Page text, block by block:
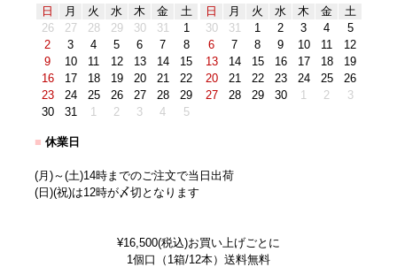
日
月 火 水 木 金
土
26
27 28 29 30 31
1
2
3 4 5 6 7
8
9
10 11 12 13 14
15
16
17 18 19 20 21
22
23
24 25 26 27 28
29
30
31 1 2 3 4 5
日
月 火 水 木 金
土
30
31 1 2 3 4
5
6
7 8 9 10 11
12
13
14 15 16 17 18
19
20
21 22 23 24 25
26
27
28 29 30 1 2 3
■ 休業日
(月)～(土)14時までのご注文で当日出荷
(日)(祝)は12時が〆切となります
¥16,500(税込)お買い上げごとに
1個口（1箱/12本）送料無料